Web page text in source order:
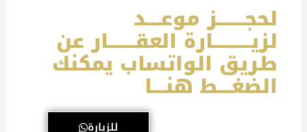
لحجــــــــز موعــــد
لزيـــــــــــارة العقــــــــار عن
طريق الواتساب يمكنك
الضغــــط هنــــا
للزيارة